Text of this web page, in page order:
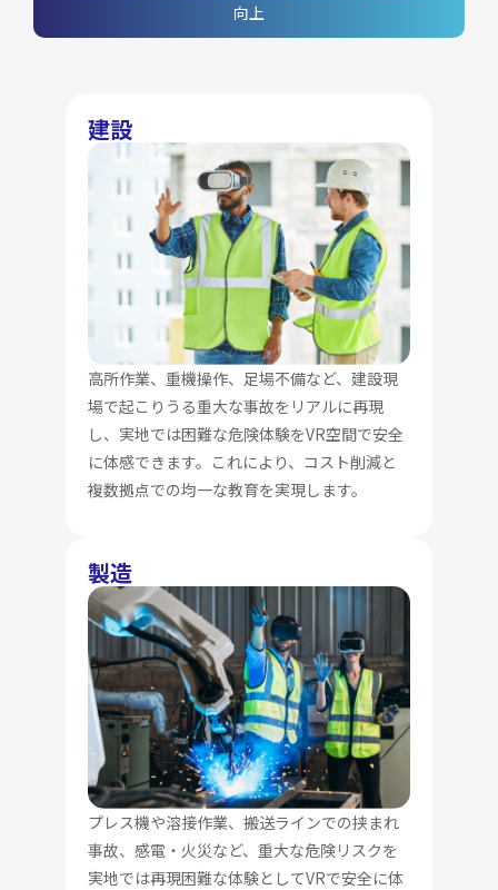
向上
建設
高所作業、重機操作、足場不備など、建設現
場で起こりうる重大な事故をリアルに再現
し、実地では困難な危険体験をVR空間で安全
に体感できます。これにより、コスト削減と
複数拠点での均一な教育を実現します。
製造
プレス機や溶接作業、搬送ラインでの挟まれ
事故、感電・火災など、重大な危険リスクを
実地では再現困難な体験としてVRで安全に体